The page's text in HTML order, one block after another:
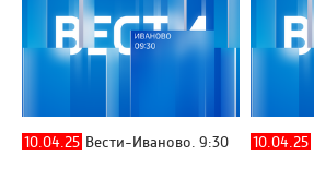
10.04.25 Вести-Иваново. 9:30 10.04.25